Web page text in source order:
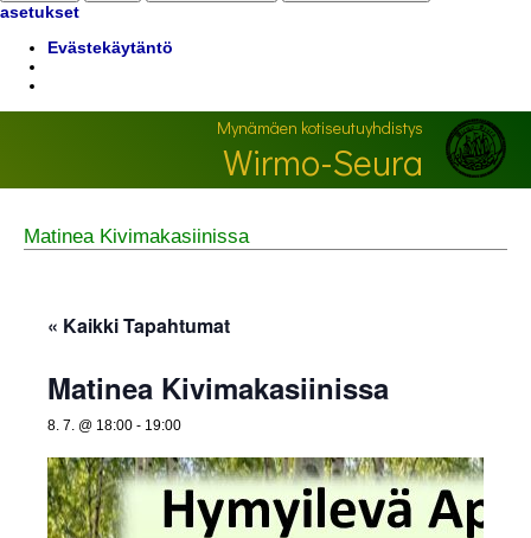
asetukset
Evästekäytäntö
Mynämäen kotiseutuyhdistys
Wirmo-Seura
Matinea Kivimakasiinissa
« Kaikki Tapahtumat
Matinea Kivimakasiinissa
8. 7. @ 18:00 - 19:00